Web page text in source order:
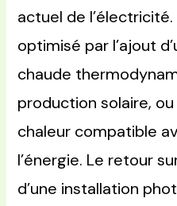
actuel de
optimisé par l’ajout
chaude
production solaire, ou
chaleur compatible
l’énergie. Le retour
d’une installation